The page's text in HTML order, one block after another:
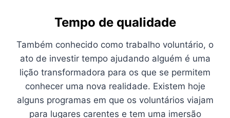
Tempo de qualidade
Também conhecido como trabalho voluntário, o
ato de investir tempo ajudando alguém é uma
lição transformadora para os que se permitem
conhecer uma nova realidade. Existem hoje
alguns programas em que os voluntários viajam
para lugares carentes e tem uma imersão